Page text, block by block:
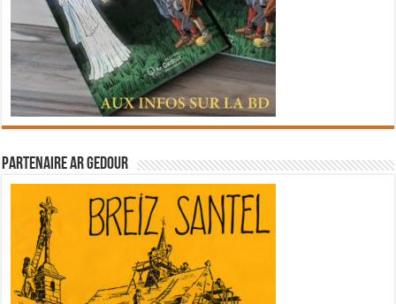
Partenaire Ar Gedour